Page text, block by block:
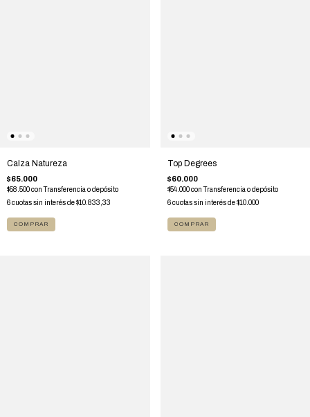
Calza Natureza
$65.000
$58.500con
Transferencia o depósito
6cuotas sin interés de$10.833,33
COMPRAR
Top Degrees
$60.000
$54.000con
Transferencia o depósito
6 cuotas sin interés de$10.000
COMPRAR